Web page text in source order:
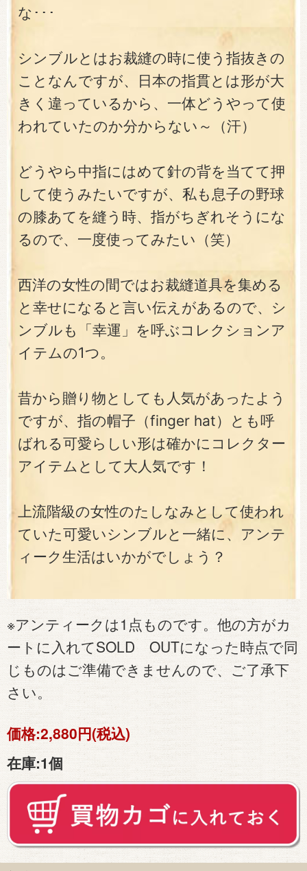
な･･･
シンブルとはお裁縫の時に使う指抜きの
ことなんですが、日本の指貫とは形が大
きく違っているから、一体どうやって使
われていたのか分からない～（汗）
どうやら中指にはめて針の背を当てて押
して使うみたいですが、私も息子の野球
の膝あてを縫う時、指がちぎれそうにな
るので、一度使ってみたい（笑）
西洋の女性の間ではお裁縫道具を集める
と幸せになると言い伝えがあるので、シ
ンブルも「幸運」を呼ぶコレクションア
イテムの1つ。
昔から贈り物としても人気があったよう
ですが、指の帽子（finger hat）とも呼
ばれる可愛らしい形は確かにコレクター
アイテムとして大人気です！
上流階級の女性のたしなみとして使われ
ていた可愛いシンブルと一緒に、アンテ
ィーク生活はいかがでしょう？
※アンティークは1点ものです。他の方がカ
ートに入れてSOLD OUTになった時点で同
じものはご準備できませんので、ご了承下
さい。
価格:2,880円(税込)
在庫:1個